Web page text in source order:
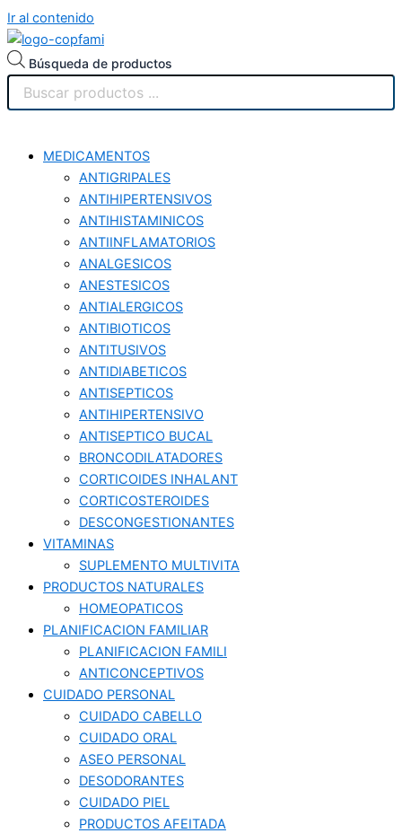
Ir al contenido
Búsqueda de productos
MEDICAMENTOS
ANTIGRIPALES
ANTIHIPERTENSIVOS
ANTIHISTAMINICOS
ANTIINFLAMATORIOS
ANALGESICOS
ANESTESICOS
ANTIALERGICOS
ANTIBIOTICOS
ANTITUSIVOS
ANTIDIABETICOS
ANTISEPTICOS
ANTIHIPERTENSIVO
ANTISEPTICO BUCAL
BRONCODILATADORES
CORTICOIDES INHALANT
CORTICOSTEROIDES
DESCONGESTIONANTES
VITAMINAS
SUPLEMENTO MULTIVITA
PRODUCTOS NATURALES
HOMEOPATICOS
PLANIFICACION FAMILIAR
PLANIFICACION FAMILI
ANTICONCEPTIVOS
CUIDADO PERSONAL
CUIDADO CABELLO
CUIDADO ORAL
ASEO PERSONAL
DESODORANTES
CUIDADO PIEL
PRODUCTOS AFEITADA